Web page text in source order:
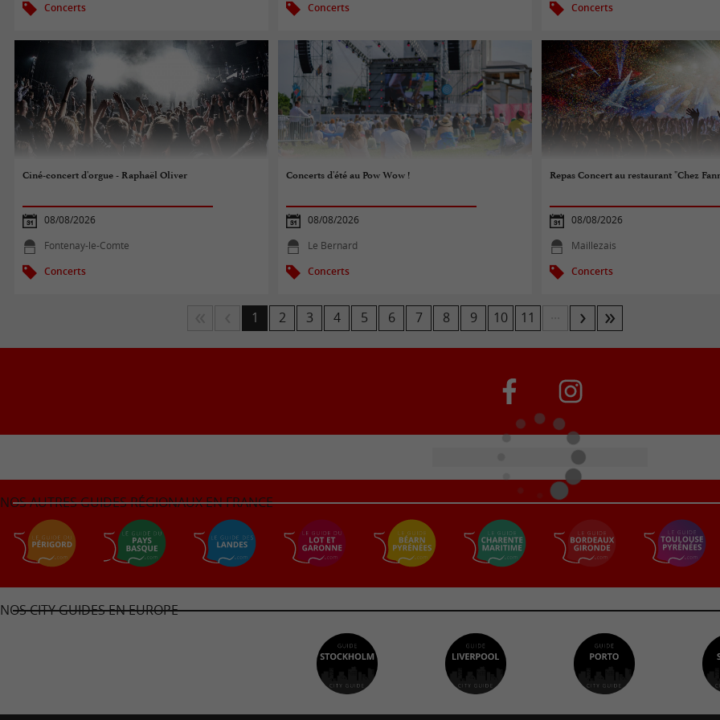
Concerts Concerts Concerts
Ciné-concert d'orgue - Raphaël Oliver
08/08/2026
Fontenay-le-Comte
Concerts
Concerts d'été au Pow Wow !
08/08/2026
Le Bernard
Concerts
Repas Concert au restaurant "Chez
08/08/2026
Maillezais
Concerts
1 2 3 4 5 6 7 8 9 10 11
NOS AUTRES GUIDES RÉGIONAUX EN FRANCE
NOS CITY GUIDES EN EUROPE